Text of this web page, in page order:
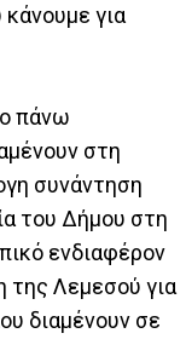
για
πάνω
στη
συνάντηση
του Δήμου στη
ενδιαφέρον
της Λεμεσού για
διαμένουν σε